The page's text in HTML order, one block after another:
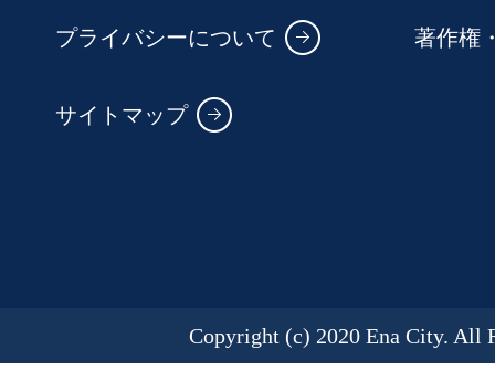
プライバシーについて 著作権
サイトマップ
Copyright (c) 2020 Ena City. All